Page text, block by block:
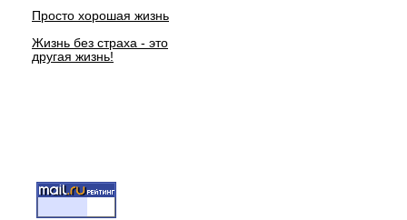
Просто хорошая жизнь
Жизнь без страха - это
другая жизнь!